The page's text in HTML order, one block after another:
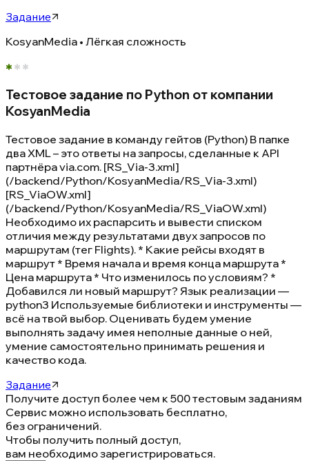
Задание
KosyanMedia • Лёгкая сложность
Тестовое задание по Python от компании
KosyanMedia
Тестовое задание в команду гейтов (Python) В папке
два XML – это ответы на запросы, сделанные к API
партнёра via.com. [RS_Via-3.xml]
(/backend/Python/KosyanMedia/RS_Via-3.xml)
[RS_ViaOW.xml]
(/backend/Python/KosyanMedia/RS_ViaOW.xml)
Необходимо их распарсить и вывести списком
отличия между результатами двух запросов по
маршрутам (тег Flights). * Какие рейсы входят в
маршрут * Время начала и время конца маршрута *
Цена маршрута * Что изменилось по условиям? *
Добавился ли новый маршрут? Язык реализации —
python3 Используемые библиотеки и инструменты —
всё на твой выбор. Оценивать будем умение
выполнять задачу имея неполные данные о ней,
умение самостоятельно принимать решения и
качество кода.
Задание
Получите доступ более чем к 500 тестовым заданиям
Сервис можно использовать бесплатно,
без ограничений.
Чтобы получить полный доступ,
вам необходимо зарегистрироваться.